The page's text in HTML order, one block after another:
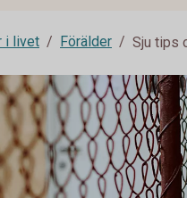
i livet Förälder Sju tips